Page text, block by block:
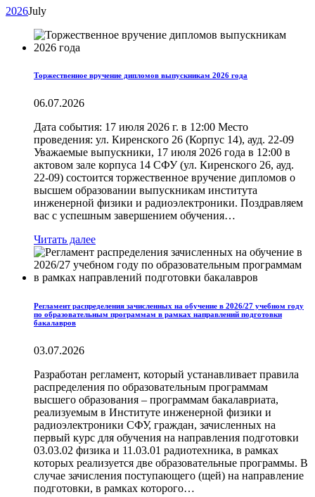
2026July
Торжественное вручение дипломов выпускникам 2026 года
06.07.2026
Дата события: 17 июля 2026 г. в 12:00 Место
проведения: ул. Киренского 26 (Корпус 14), ауд. 22-09
Уважаемые выпускники, 17 июля 2026 года в 12:00 в
актовом зале корпуса 14 СФУ (ул. Киренского 26, ауд.
22-09) состоится торжественное вручение дипломов о
высшем образовании выпускникам института
инженерной физики и радиоэлектроники. Поздравляем
вас с успешным завершением обучения…
Читать далее
Регламент распределения зачисленных на обучение в 2026/27 учебном году
по образовательным программам в рамках направлений подготовки
бакалавров
03.07.2026
Разработан регламент, который устанавливает правила
распределения по образовательным программам
высшего образования – программам бакалавриата,
реализуемым в Институте инженерной физики и
радиоэлектроники СФУ, граждан, зачисленных на
первый курс для обучения на направления подготовки
03.03.02 физика и 11.03.01 радиотехника, в рамках
которых реализуется две образовательные программы. В
случае зачисления поступающего (щей) на направление
подготовки, в рамках которого…